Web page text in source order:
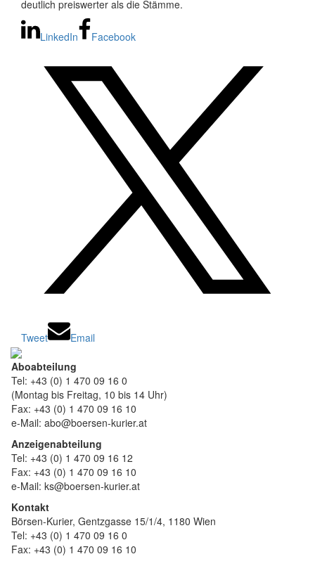
deutlich preiswerter als die Stämme.
LinkedIn Facebook
Tweet Email
Aboabteilung
Tel: +43 (0) 1 470 09 16 0
(Montag bis Freitag, 10 bis 14 Uhr)
Fax: +43 (0) 1 470 09 16 10
e-Mail: abo@boersen-kurier.at
Anzeigenabteilung
Tel: +43 (0) 1 470 09 16 12
Fax: +43 (0) 1 470 09 16 10
e-Mail: ks@boersen-kurier.at
Kontakt
Börsen-Kurier, Gentzgasse 15/1/4, 1180 Wien
Tel: +43 (0) 1 470 09 16 0
Fax: +43 (0) 1 470 09 16 10